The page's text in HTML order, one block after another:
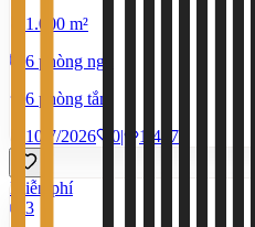
1.000 m²
6 phòng ngủ
6 phòng tắm
10/7/2026
0| 1.407
Miễn phí
3